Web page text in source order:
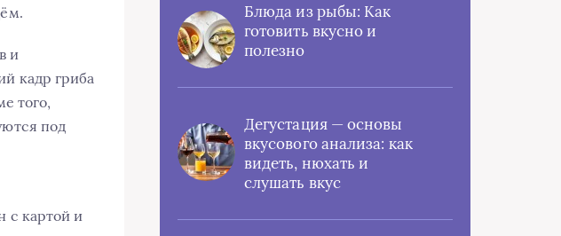
и
кадр гриба
того,
под
с картой и
Блюда из рыбы: Как
готовить вкусно и
полезно
Дегустация — основы
вкусового анализа: как
видеть, нюхать и
слушать вкус